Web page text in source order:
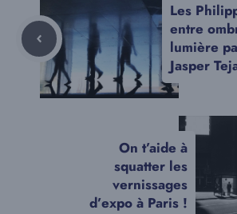
Les
entre
lumière
Jasper
On t’aide à
squatter les
vernissages
d’expo à Paris !